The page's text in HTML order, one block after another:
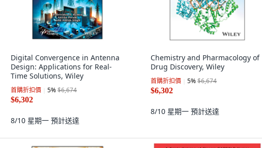
Digital Convergence in Antenna
Design: Applications for Real-
Time Solutions, Wiley
首購折扣價 5%$6,674
$6,302
8/10 星期一 預計送達
Chemistry and Pharmacology of
Drug Discovery, Wiley
首購折扣價 5%$6,674
$6,302
8/10 星期一 預計送達